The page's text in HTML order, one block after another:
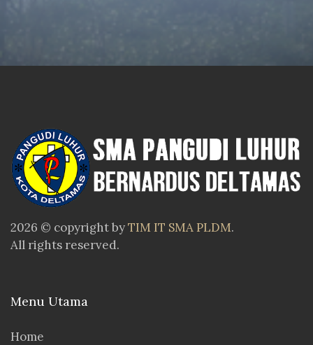
2026 © copyright byTIM IT SMA PLDM.
All rights reserved.
Menu Utama
Home